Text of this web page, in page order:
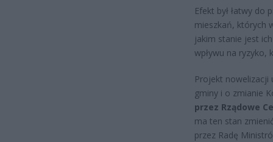
Efekt był łatwy do
mieszkań, których
jakim stanie jest
wpływu na ryzyko,
Projekt
gminy i o zmianie
przez Rządowe
ma ten stan
przez Radę